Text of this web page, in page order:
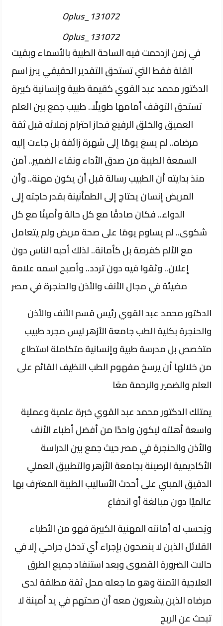
Oplus_131072
Oplus_131072
في زمن ازدحمت فيه الساحة الطبية بالأسماء وبقيت
القلة فقط التي تستحق التقدير الحقيقي يبرز اسم
الدكتور محمد عبد القوي كقيمة طبية وإنسانية كبيرة
تستحق التوقف أمامها طويلًا.. طبيب جمع بين العلم
العميق والخلق الرفيع فحاز احترام زملائه قبل ثقة
مرضاه.. لم يسعَ يومًا إلى شهرة زائفة بل جاءت إليه
السمعة الطيبة من صدق الأداء ونقاء الضمير.. آمن
منذ بدايته أن الطبيب رسالة قبل أن يكون مهنة.. وأن
المريض إنسان يحتاج إلى الطمأنينة بقدر حاجته إلى
الدواء.. فكان صادقًا مع كل حالة وأمينًا مع كل
شكوى.. لم يساوم يومًا على صحة مريض ولم يتعامل
مع الألم كفرصة بل كأمانة.. لذلك أحبه الناس دون
إعلان.. وثقوا فيه دون تردد.. وأصبح اسمه علامة
مضيئة في مجال الأنف والأذن والحنجرة في مصر
الدكتور محمد عبد القوي رئيس قسم الأنف والأذن
والحنجرة بكلية الطب جامعة الأزهر ليس مجرد طبيب
متخصص بل مدرسة طبية وإنسانية متكاملة استطاع
من خلالها أن يرسخ مفهوم الطب النظيف القائم على
العلم والضمير والرحمة معًا
يمتلك الدكتور محمد عبد القوي خبرة علمية وعملية
واسعة أهلته ليكون واحدًا من أفضل أطباء الأنف
والأذن والحنجرة في مصر حيث جمع بين الدراسة
الأكاديمية الرصينة بجامعة الأزهر والتطبيق العملي
الدقيق المبني على أحدث الأساليب الطبية المعترف بها
عالميًا دون مبالغة أو اندفاع
ويُحسب له أمانته المهنية الكبيرة فهو من الأطباء
القلائل الذين لا ينصحون بإجراء أي تدخل جراحي إلا في
حالات الضرورة القصوى وبعد استنفاد جميع الطرق
العلاجية الآمنة وهو ما جعله محل ثقة مطلقة لدى
مرضاه الذين يشعرون معه أن صحتهم في يد أمينة لا
تبحث عن الربح